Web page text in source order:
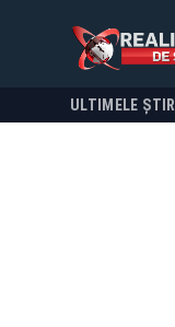
ULTIMELE ȘTIRI